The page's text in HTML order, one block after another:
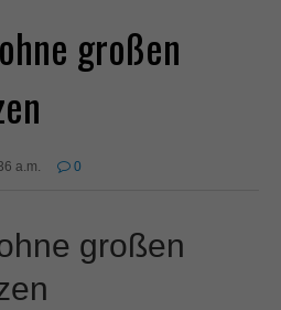
großen
a.m. 0
großen